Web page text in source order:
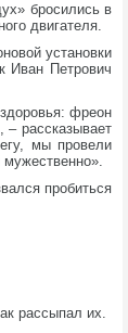
бросились в
двигателя.
установки
Иван Петрович
фреон
– рассказывает
мы провели
пробиться
рассыпал их.